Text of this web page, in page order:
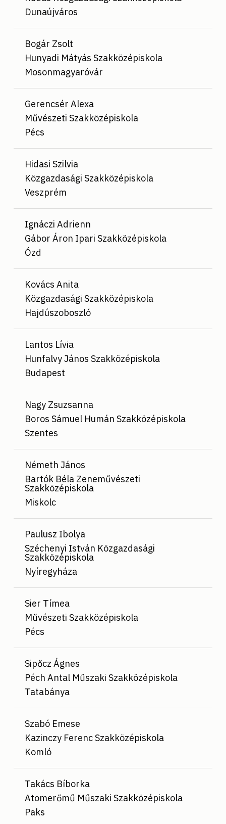
Dunaújváros
Bogár Zsolt
Hunyadi Mátyás Szakközépiskola
Mosonmagyaróvár
Gerencsér Alexa
Művészeti Szakközépiskola
Pécs
Hidasi Szilvia
Közgazdasági Szakközépiskola
Veszprém
Ignáczi Adrienn
Gábor Áron Ipari Szakközépiskola
Ózd
Kovács Anita
Közgazdasági Szakközépiskola
Hajdúszoboszló
Lantos Lívia
Hunfalvy János Szakközépiskola
Budapest
Nagy Zsuzsanna
Boros Sámuel Humán Szakközépiskola
Szentes
Németh János
Bartók Béla Zeneművészeti
Szakközépiskola
Miskolc
Paulusz Ibolya
Széchenyi István Közgazdasági
Szakközépiskola
Nyíregyháza
Sier Tímea
Művészeti Szakközépiskola
Pécs
Sipőcz Ágnes
Péch Antal Műszaki Szakközépiskola
Tatabánya
Szabó Emese
Kazinczy Ferenc Szakközépiskola
Komló
Takács Bíborka
Atomerőmű Műszaki Szakközépiskola
Paks